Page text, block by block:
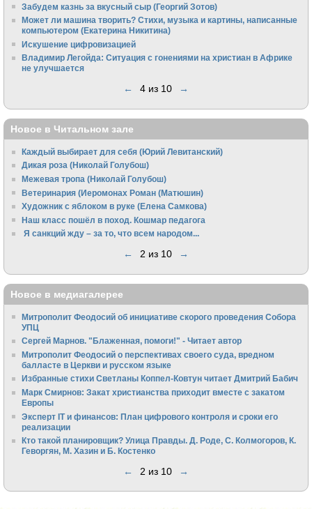
Забудем казнь за вкусный сыр (Георгий Зотов)
Может ли машина творить? Стихи, музыка и картины, написанные
компьютером (Екатерина Никитина)
Искушение цифровизацией
Владимир Легойда: Ситуация с гонениями на христиан в Африке
не улучшается
← 4 из 10 →
Новое в Читальном зале
Каждый выбирает для себя (Юрий Левитанский)
Дикая роза (Николай Голубош)
Межевая тропа (Николай Голубош)
Ветеринария (Иеромонах Роман (Матюшин)
Художник с яблоком в руке (Елена Самкова)
Наш класс пошёл в поход. Кошмар педагога
Я санкций жду – за то, что всем народом...
← 2 из 10 →
Новое в медиагалерее
Митрополит Феодосий об инициативе скорого проведения Собора
УПЦ
Сергей Марнов. "Блаженная, помоги!" - Читает автор
Митрополит Феодосий о перспективах своего суда, вредном
балласте в Церкви и русском языке
Избранные стихи Светланы Коппел-Ковтун читает Дмитрий Бабич
Марк Смирнов: Закат христианства приходит вместе с закатом
Европы
Эксперт IT и финансов: План цифрового контроля и сроки его
реализации
Кто такой планировщик? Улица Правды. Д. Роде, С. Колмогоров, К.
Геворгян, М. Хазин и Б. Костенко
← 2 из 10 →